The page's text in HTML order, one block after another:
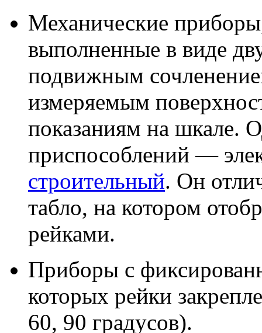
Механические
выполненные в виде
подвижным
измеряемым
показаниям на шкале.
приспособлений —
строительный. Он
табло, на котором
рейками.
Приборы с
которых рейки
60, 90 градусов).